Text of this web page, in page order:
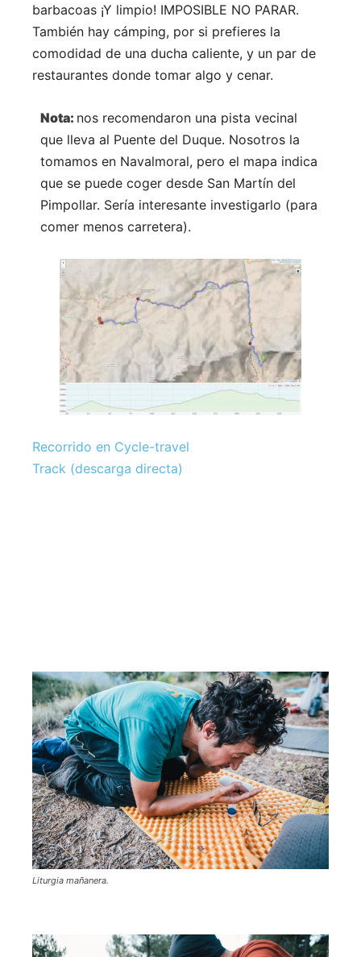
barbacoas ¡Y limpio! IMPOSIBLE NO PARAR.
También hay cámping, por si prefieres la
comodidad de una ducha caliente, y un par de
restaurantes donde tomar algo y cenar.
Nota: nos recomendaron una pista vecinal
que lleva al Puente del Duque. Nosotros la
tomamos en Navalmoral, pero el mapa indica
que se puede coger desde San Martín del
Pimpollar. Sería interesante investigarlo (para
comer menos carretera).
Recorrido en Cycle-travel
Track (descarga directa)
Liturgia mañanera.